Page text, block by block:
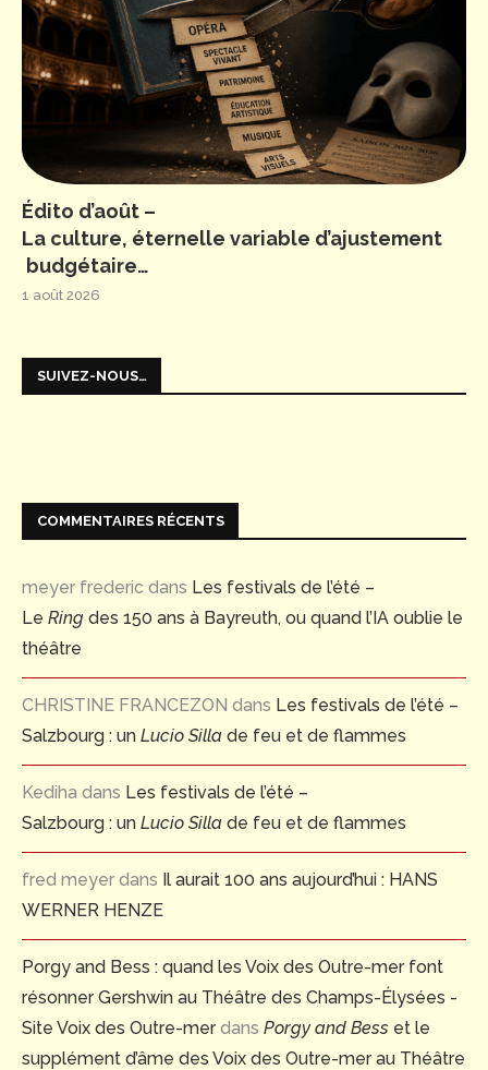
Édito d’août –
La culture, éternelle variable d’ajustement
budgétaire…
1 août 2026
SUIVEZ-NOUS…
COMMENTAIRES RÉCENTS
meyer frederic dans Les festivals de l’été –
Le Ring des 150 ans à Bayreuth, ou quand l’IA oublie le
théâtre
CHRISTINE FRANCEZON dans Les festivals de l’été –
Salzbourg : un Lucio Silla de feu et de flammes
Kediha dans Les festivals de l’été –
Salzbourg : un Lucio Silla de feu et de flammes
fred meyer dans Il aurait 100 ans aujourd’hui : HANS
WERNER HENZE
Porgy and Bess : quand les Voix des Outre-mer font
résonner Gershwin au Théâtre des Champs-Élysées -
Site Voix des Outre-merdans Porgy and Bess et le
supplément d’âme des Voix des Outre-mer au Théâtre